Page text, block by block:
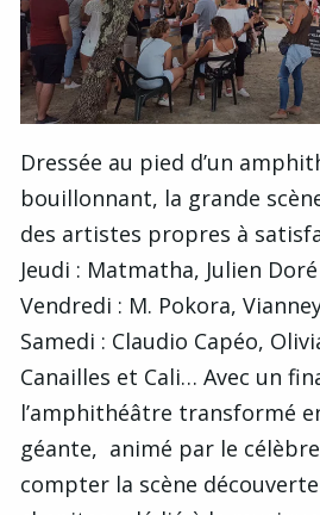
Dressée au pied d’un
bouillonnant, la grande
des artistes propres à
Jeudi : Matmatha, Julien
Vendredi : M. Pokora,
Samedi : Claudio Capéo,
Canailles et Cali… Avec un
l’amphithéâtre transformé
géante, animé par le célèbre
compter la scène